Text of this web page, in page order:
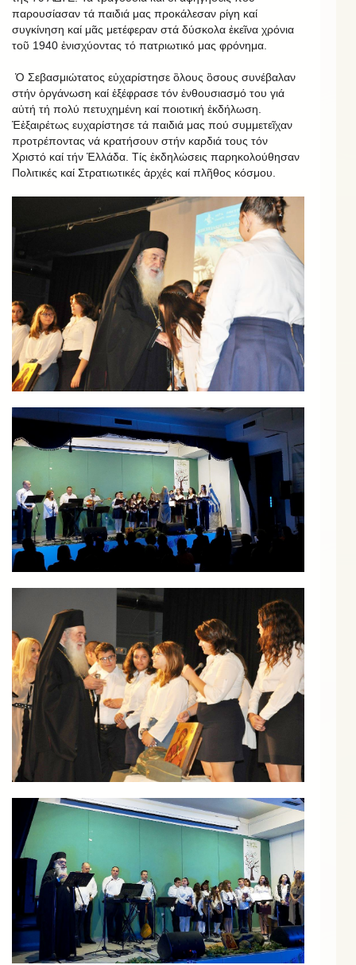
παρουσίασαν τά παιδιά μας προκάλεσαν ρίγη καί
συγκίνηση καί μᾶς μετέφεραν στά δύσκολα ἐκεῖνα χρόνια
τοῦ 1940 ἐνισχύοντας τό πατριωτικό μας φρόνημα.
Ὁ Σεβασμιώτατος εὐχαρίστησε ὃλους ὃσους συνέβαλαν
στήν ὁργάνωση καί ἐξέφρασε τόν ἐνθουσιασμό του γιά
αὐτή τή πολύ πετυχημένη καί ποιοτική ἐκδήλωση.
Ἐἐξαιρέτως ευχαρίστησε τά παιδιά μας πού συμμετεῖχαν
προτρέποντας νά κρατήσουν στήν καρδιά τους τόν
Χριστό καί τήν Ἑλλάδα. Τίς ἐκδηλώσεις παρηκολούθησαν
Πολιτικές καί Στρατιωτικές ἀρχές καί πλῆθος κόσμου.